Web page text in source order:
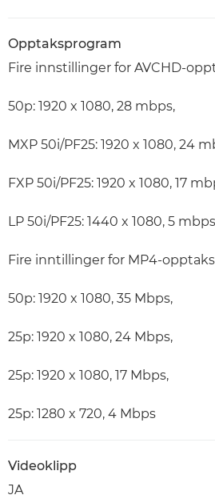
Opptaksprogram
Fire innstillinger for AVCHD-
50p: 1920 x 1080, 28 mbps,
MXP 50i/PF25: 1920 x 1080, 24
FXP 50i/PF25: 1920 x 1080, 17
LP 50i/PF25: 1440 x 1080, 5 mbps
Fire inntillinger for MP4-
50p: 1920 x 1080, 35 Mbps,
25p: 1920 x 1080, 24 Mbps,
25p: 1920 x 1080, 17 Mbps,
25p: 1280 x 720, 4 Mbps
Videoklipp
JA